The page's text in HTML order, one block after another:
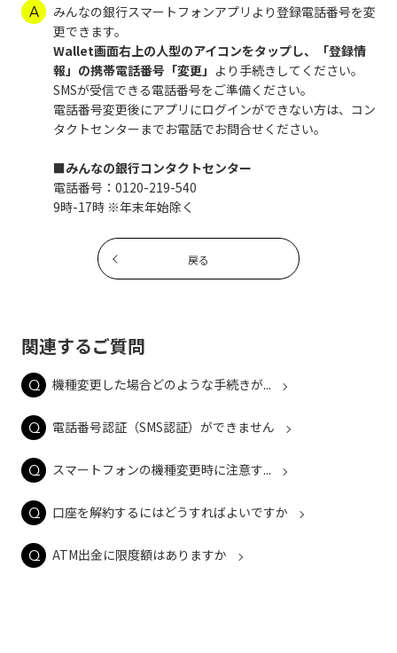
みんなの銀行スマートフォンアプリより登録電話番号を変
更できます。
Wallet画面右上の人型のアイコンをタップし、「登録情
報」の携帯電話番号「変更」 より手続きしてください。
SMSが受信できる電話番号をご準備ください。
電話番号変更後にアプリにログインができない方は、コン
タクトセンターまでお電話でお問合せください。
■みんなの銀行コンタクトセンター
電話番号：0120-219-540
9時-17時 ※年末年始除く
戻る
関連するご質問
機種変更した場合どのような手続きが...
電話番号認証（SMS認証）ができません
スマートフォンの機種変更時に注意す...
口座を解約するにはどうすればよいですか
ATM出金に限度額はありますか